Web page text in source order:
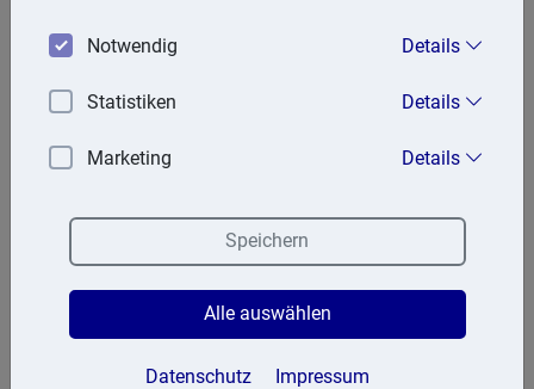
Volltext-Suche in den Lexika
Steuerlexikon
Anschaffungsnaher Aufwand
Kaum eine erworbene ältere Immobilie entspricht den
Vorstellungen des neuen Eigentümers. Daher möchte der
neue Eigentümer möglichst rasch nach dem Kauf
renovieren und modernisieren. Liegt Erhaltungsaufwand
vor, können die Kosten sofort in der Steuererklärung geltend
Notwendig Details
Statistiken Details
Marketing Details
Datenschutz Impressum
Speichern
Alle auswählen